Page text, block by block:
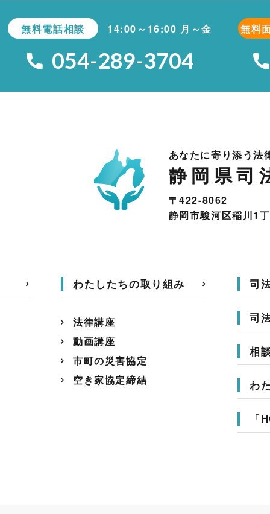
無料電話相談 14:00～16:00 月～金
054-289-3704
無料
あなたに寄り添う法
静岡県司
〒422-8062
静岡市駿河区稲川1
わたしたちの取り組み
法律講座
動画講座
市町の災害協定
空き家協定締結
司
司
相
わ
「